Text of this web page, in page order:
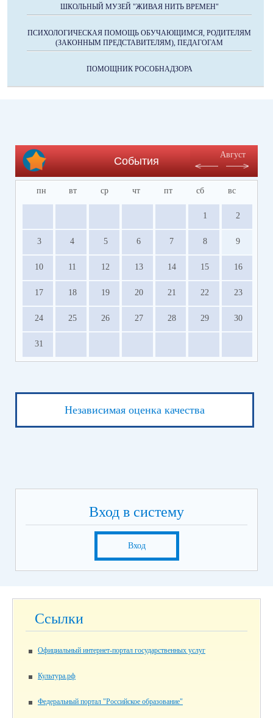
ШКОЛЬНЫЙ МУЗЕЙ "ЖИВАЯ НИТЬ ВРЕМЕН"
ПСИХОЛОГИЧЕСКАЯ ПОМОЩЬ ОБУЧАЮЩИМСЯ, РОДИТЕЛЯМ
(ЗАКОННЫМ ПРЕДСТАВИТЕЛЯМ), ПЕДАГОГАМ
ПОМОЩНИК РОСОБНАДЗОРА
События
Август
пн вт ср чт пт сб вс
1 2
3 4 5 6 7 8 9
10 11 12 13 14 15 16
17 18 19 20 21 22 23
24 25 26 27 28 29 30
31
Независимая оценка качества
Вход в систему
Вход
Ссылки
Официальный интернет-портал государственных услуг
Культура.рф
Федеральный портал "Российское образование"